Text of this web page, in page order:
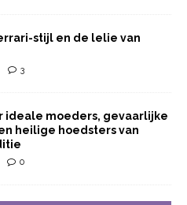
stijl en de lelie van
3
ideale moeders, gevaarlijke
heilige hoedsters van
0